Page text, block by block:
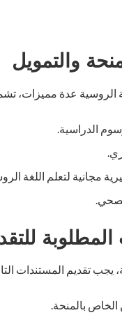
والتمويل
الروسية عدة مميزات،
الدراسية.
مجانية لتعلم اللغة
المطلوبة
يجب تقديم المستندات
الخاص بالمنحة.